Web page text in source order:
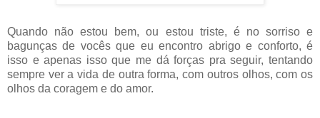
Quando não estou bem, ou estou triste, é no sorriso e
bagunças de vocês que eu encontro abrigo e conforto, é
isso e apenas isso que me dá forças pra seguir, tentando
sempre ver a vida de outra forma, com outros olhos, com os
olhos da coragem e do amor.